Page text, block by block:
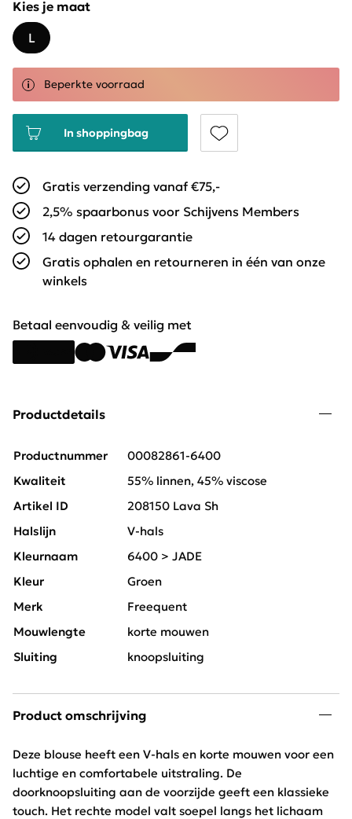
Kies je maat
L
Beperkte voorraad
In shoppingbag
Gratis verzending vanaf €75,-
2,5% spaarbonus voor Schijvens Members
14 dagen retourgarantie
Gratis ophalen en retourneren in één van onze
winkels
Betaal eenvoudig & veilig met
Productdetails
Productnummer
00082861-6400
Kwaliteit
55% linnen, 45% viscose
Artikel ID
208150 Lava Sh
Halslijn
V-hals
Kleurnaam
6400 > JADE
Kleur
Groen
Merk
Freequent
Mouwlengte
korte mouwen
Sluiting
knoopsluiting
Product omschrijving
Deze blouse heeft een V-hals en korte mouwen voor een
luchtige en comfortabele uitstraling. De
doorknoopsluiting aan de voorzijde geeft een klassieke
touch. Het rechte model valt soepel langs het lichaam